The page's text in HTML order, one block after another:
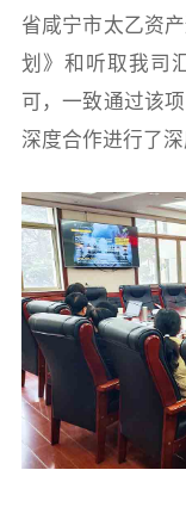
省咸宁市太乙资
划》和听取我司
可，一致通过该
深度合作进行了深